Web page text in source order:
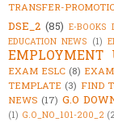
TRANSFER-
DSE_2 (85) E-BOOKS
EDUCATION NEWS (1)
EMPLOYMENT
EXAM ESLC (8)
TEMPLATE (3) FIND
NEWS (17) G.O
(1) G.O_NO_101-200_2